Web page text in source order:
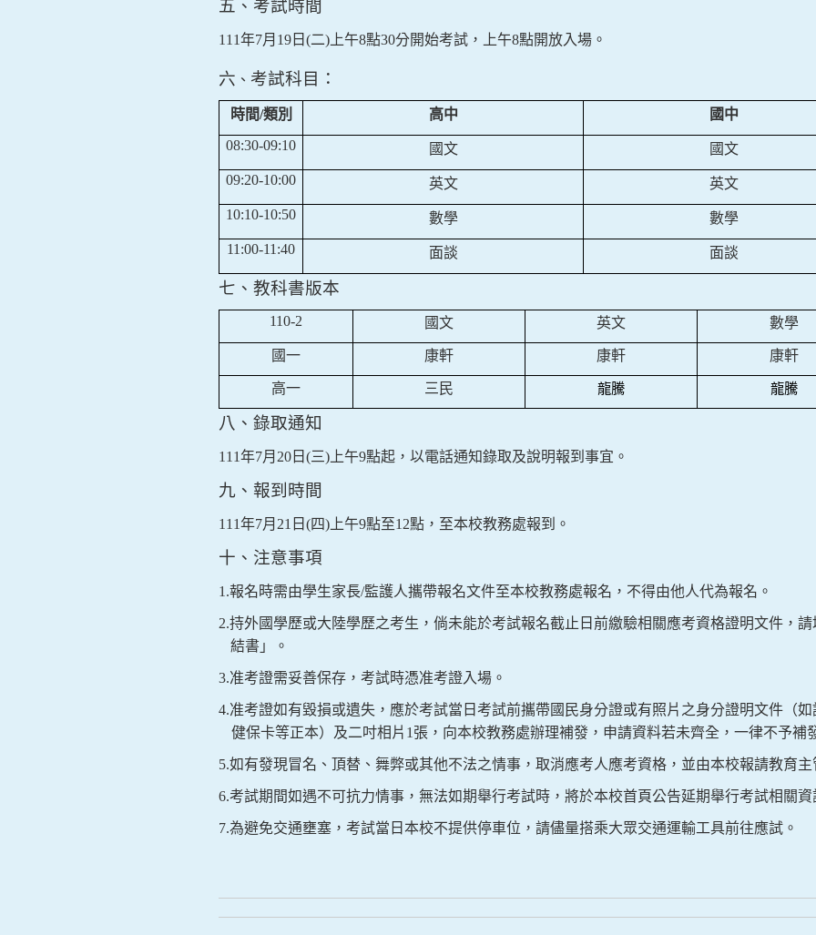
五、考試時間
111年7月 19 日 (二) 上午8點30分開始考試，上午8點開放入場。
六 、 考試科目：
時間/類別 高中
國中
08:30-09:10
國文
國文
09:20-10:00
英文
英文
10:10-10:50
數學
數學
11:00-11:40
面談 面談
七、教科書版本
110-2 國文 英文 數學
國一 康軒 康軒 康軒
高一 三民 龍騰 龍騰
八、錄取通知
111年7月 20 日 (三) 上午9點起，以電話通知錄取及說明報到事宜。
九、報到時間
111年7月 21 日 (四) 上午9點至12點，至本校教務處報到。
十、注意事項
1.報名時需由學生家長/監護人攜帶報名文件至本校教務處報名，不得由他人代為報名。
2.持外國學歷或大陸學歷之考生，倘未能於考試報名截止日前繳驗相關應考資格證明文件，
結書」。
3.准考證需妥善保存，考試時憑准考證入場。
4.准考證如有毀損或遺失，應於考試當日考試前攜帶國民身分證或有照片之身分證明文件（
健保卡等正本）及二吋相片 1 張，向本校教務處辦理補發，申請資料若未齊全，一律不予補
5.如有發現冒名、頂替、舞弊或其他不法之情事，取消應考人應考資格，並由本校報請教育主
6.考試期間如遇不可抗力情事，無法如期舉行考試時，將於本校首頁公告延期舉行考試相關資
7.為避免交通壅塞，考試當日本校不提供停車位，請儘量搭乘大眾交通運輸工具前往應試。